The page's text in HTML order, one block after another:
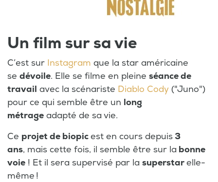
Un film sur sa vie
C’est sur Instagram que la star américaine
se dévoile. Elle se filme en pleine séance de
travail avec la scénariste Diablo Cody ("Juno")
pour ce qui semble être un long
métrage adapté de sa vie.
Ce projet de biopicest en cours depuis 3
ans, mais cette fois, il semble être sur la bonne
voie ! Et il sera supervisé par la superstarelle-
même !